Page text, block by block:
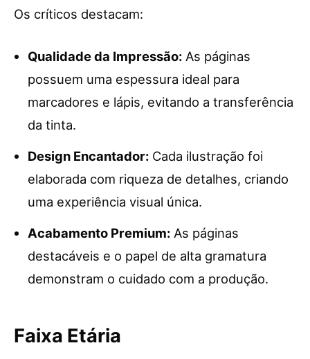
Os críticos destacam:
Qualidade da Impressão: As páginas
possuem uma espessura ideal para
marcadores e lápis, evitando a transferência
da tinta.
Design Encantador: Cada ilustração foi
elaborada com riqueza de detalhes, criando
uma experiência visual única.
Acabamento Premium: As páginas
destacáveis e o papel de alta gramatura
demonstram o cuidado com a produção.
Faixa Etária